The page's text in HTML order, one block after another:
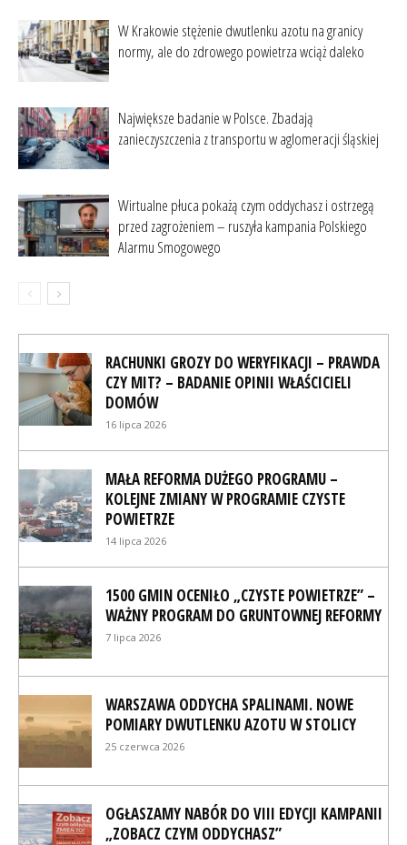
W Krakowie stężenie dwutlenku azotu na granicy
normy, ale do zdrowego powietrza wciąż daleko
Największe badanie w Polsce. Zbadają
zanieczyszczenia z transportu w aglomeracji śląskiej
Wirtualne płuca pokażą czym oddychasz i ostrzegą
przed zagrożeniem – ruszyła kampania Polskiego
Alarmu Smogowego
RACHUNKI GROZY DO WERYFIKACJI – PRAWDA
CZY MIT? – BADANIE OPINII WŁAŚCICIELI
DOMÓW
16 lipca 2026
MAŁA REFORMA DUŻEGO PROGRAMU –
KOLEJNE ZMIANY W PROGRAMIE CZYSTE
POWIETRZE
14 lipca 2026
1500 GMIN OCENIŁO „CZYSTE POWIETRZE” –
WAŻNY PROGRAM DO GRUNTOWNEJ REFORMY
7 lipca 2026
WARSZAWA ODDYCHA SPALINAMI. NOWE
POMIARY DWUTLENKU AZOTU W STOLICY
25 czerwca 2026
OGŁASZAMY NABÓR DO VIII EDYCJI KAMPANII
„ZOBACZ CZYM ODDYCHASZ”